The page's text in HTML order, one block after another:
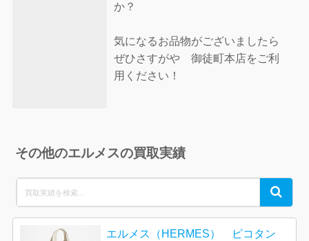
か？
気になるお品物がございましたら
ぜひさすがや 御徒町本店をご利
用ください！
その他のエルメスの買取実績
for:
Search
エルメス（HERMES） ピコタン